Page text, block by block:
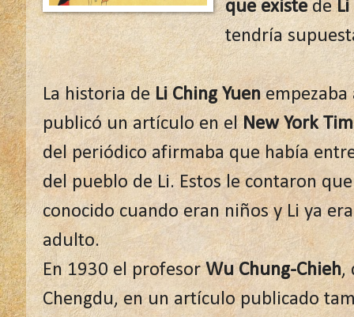
que existedeLi
tendría
La historia deLi Ching Yuenempezaba
publicó un artículo en elNew York
del periódico afirmaba que había
del pueblo de Li. Estos le contaron
conocido cuando eran niños y Li ya
adulto.
En 1930 el profesorWu Chung-Chieh,
Chengdu, en un artículo publicado